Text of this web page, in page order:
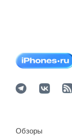
Обзоры